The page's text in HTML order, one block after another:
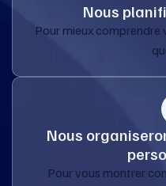
Nous
Pour mieux comprendre
Nous
Pour vous montrer